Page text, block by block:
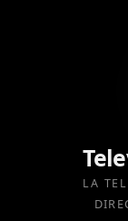
LA